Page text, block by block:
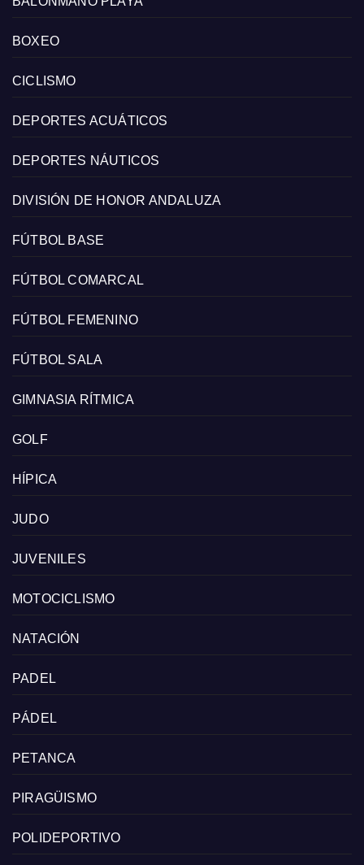
BOXEO
CICLISMO
DEPORTES ACUÁTICOS
DEPORTES NÁUTICOS
DIVISIÓN DE HONOR ANDALUZA
FÚTBOL BASE
FÚTBOL COMARCAL
FÚTBOL FEMENINO
FÚTBOL SALA
GIMNASIA RÍTMICA
GOLF
HÍPICA
JUDO
JUVENILES
MOTOCICLISMO
NATACIÓN
PADEL
PÁDEL
PETANCA
PIRAGÜISMO
POLIDEPORTIVO